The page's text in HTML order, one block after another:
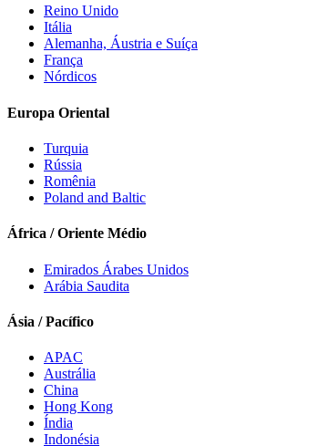
Reino Unido
Itália
Alemanha, Áustria e Suíça
França
Nórdicos
Europa Oriental
Turquia
Rússia
Romênia
Poland and Baltic
África / Oriente Médio
Emirados Árabes Unidos
Arábia Saudita
Ásia / Pacífico
APAC
Austrália
China
Hong Kong
Índia
Indonésia